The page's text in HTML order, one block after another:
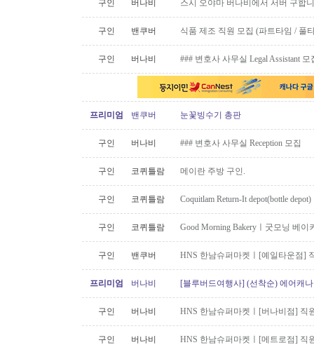
구인 버나비 스시 오야마 버나비에서 서버 구합
구인 밴쿠버 식품 제조 직원 모집 (파트타임 / 풀
구인 버나비 ### 변호사 사무실 Legal Assistant 모
프리미엄 밴쿠버 눈꽃빙수기 총판
구인 버나비 ### 변호사 사무실 Reception 모집
구인 코퀴틀람 메이란 주방 구인.
구인 코퀴틀람 Coquitlam Return-It depot(bottle
구인 코퀴틀람 Good Morning Bakeryㅣ굿모닝 베
구인 밴쿠버 HNS 한남슈퍼마켓ㅣ[예일타운점]
프리미엄 버나비 [블루버드여행사] (선착순) 에어캐
구인 버나비 HNS 한남슈퍼마켓ㅣ[버나비점] 직
구인 버나비 HNS 한남슈퍼마켓ㅣ[메트로점] 직